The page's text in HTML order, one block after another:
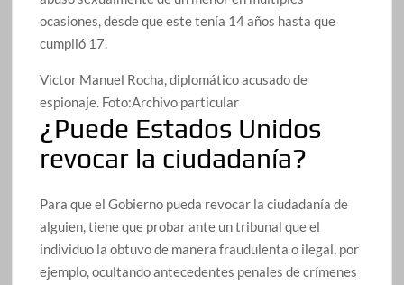
ocasiones, desde que este tenía 14 años hasta que
cumplió 17.
Victor Manuel Rocha, diplomático acusado de
espionaje. Foto:Archivo particular
¿Puede Estados Unidos
revocar la ciudadanía?
Para que el Gobierno pueda revocar la ciudadanía de
alguien, tiene que probar ante un tribunal que el
individuo la obtuvo de manera fraudulenta o ilegal, por
ejemplo, ocultando antecedentes penales de crímenes